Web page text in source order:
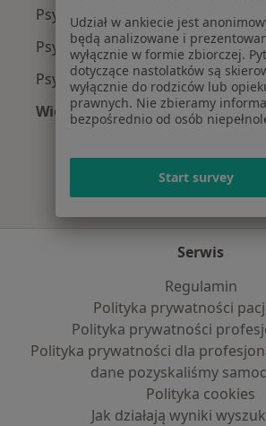
Psycholodzy z PZU Zdrowie w Łodzi
Psycholodzy z Signal Iduna w
Psycholodzy z LUX MED w Łodzi
Więcej (1)
Więcej w kategorii:
Serwis
Regulamin
Polityka prywatności
Polityka prywatności
Polityka prywatności dla
dane pozyskaliśmy
Polityka cookies
Jak działają wyniki
Udział w ankiecie jest
będą analizowane i
wyłącznie w formie zbiorczej.
dotyczące nastolatków są
wyłącznie do rodziców lub
prawnych. Nie zbieramy
bezpośrednio od osób
Start survey